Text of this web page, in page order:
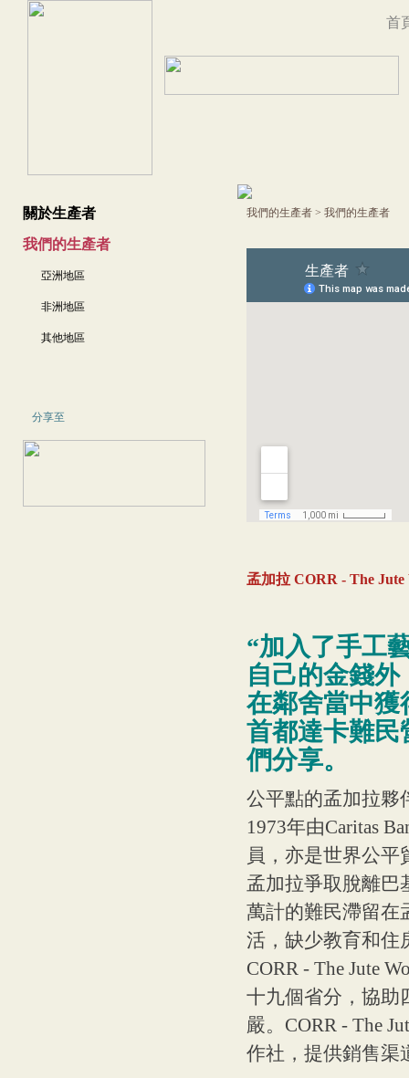
首
關於生產者
我們的生產者
亞洲地區
非洲地區
其他地區
分享至
我們的生產者 > 我們的生產者
孟加拉 CORR - The Jute
“加入了手工
自己的金錢
在鄰舍當中獲
首都達卡難民
們分享。
公平點的孟加拉夥
1973年由Caritas
員，亦是世界公平
孟加拉爭取脫離巴
萬計的難民滯留在
活，缺少教育和住
CORR - The Jute
十九個省分，協助
嚴。CORR - The
作社，提供銷售渠